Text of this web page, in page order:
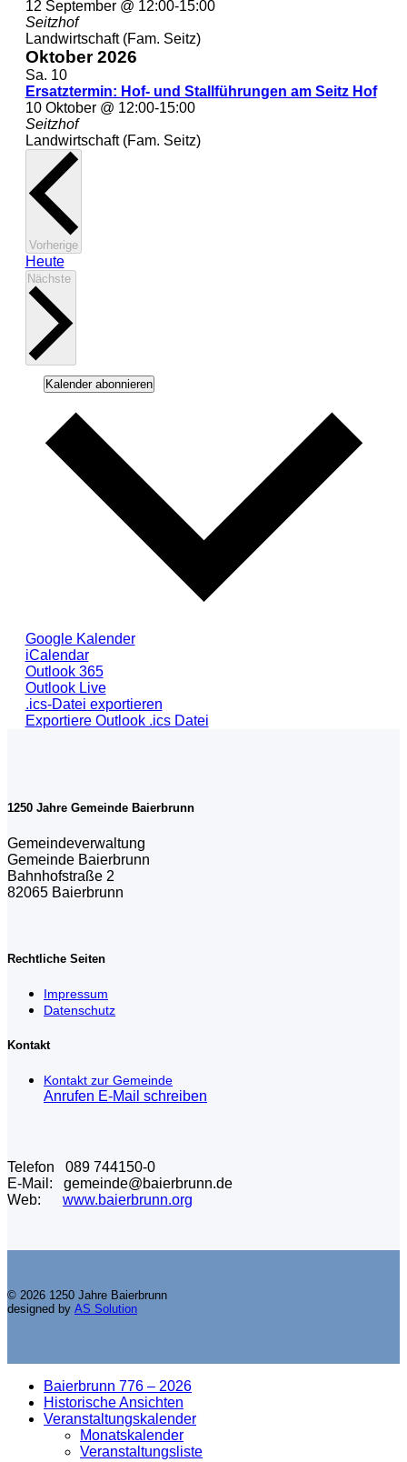
12 September @ 12:00-15:00
Seitzhof
Landwirtschaft (Fam. Seitz)
Oktober 2026
Sa. 10
Ersatztermin: Hof- und Stallführungen am Seitz Hof
10 Oktober @ 12:00-15:00
Seitzhof
Landwirtschaft (Fam. Seitz)
VorherigeVeranstaltungen
Heute
Nächste
Kalender abonnieren
Google Kalender
iCalendar
Outlook 365
Outlook Live
.ics-Datei exportieren
Exportiere Outlook .ics Datei
1250 Jahre Gemeinde Baierbrunn
Gemeindeverwaltung
Gemeinde Baierbrunn
Bahnhofstraße 2
82065 Baierbrunn
Rechtliche Seiten
Impressum
Datenschutz
Kontakt
Kontakt zur Gemeinde
Anrufen E-Mail schreiben
Telefon 089 744150-0
E-Mail: gemeinde@baierbrunn.de
Web: www.baierbrunn.org
© 2026 1250 Jahre Baierbrunn
designed by AS Solution
Baierbrunn 776 – 2026
Historische Ansichten
Veranstaltungskalender
Monatskalender
Veranstaltungsliste